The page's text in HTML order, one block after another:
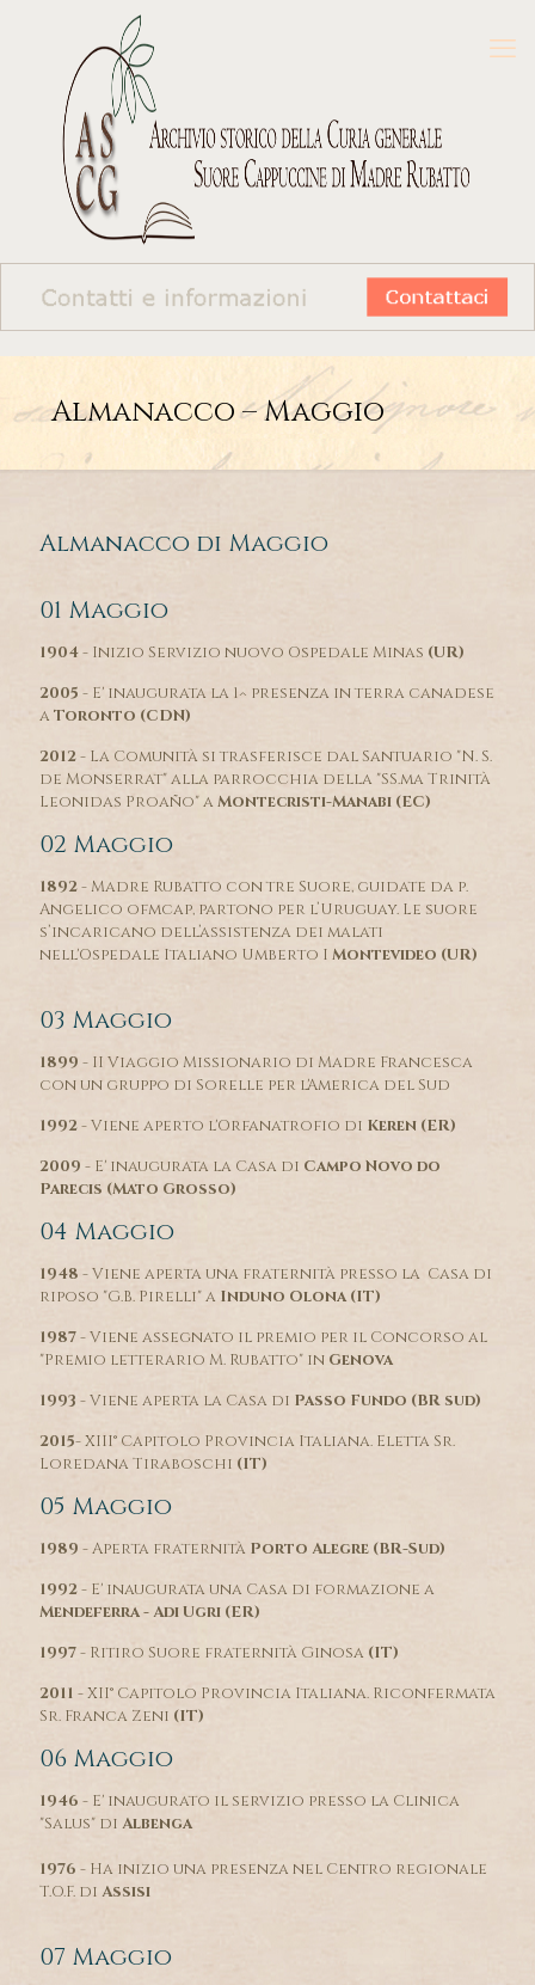
Almanacco – Maggio
Almanacco di Maggio
01 Maggio
1904- Inizio Servizio nuovo Ospedale Minas (UR)
2005 - E' inaugurata la 1^ presenza in terra canadese
a Toronto (CDN)
2012- La Comunità si trasferisce dal Santuario "N. S.
de Monserrat" alla parrocchia della "SS.ma Trinità
Leonidas Proaño" a Montecristi-Manabi (EC)
02 Maggio
1892- Madre Rubatto con tre Suore, guidate da p.
Angelico ofmcap, partono per l’Uruguay. Le suore
s’incaricano dell’assistenza dei malati
nell'Ospedale Italiano Umberto I Montevideo (UR)
03 Maggio
1899 - II Viaggio Missionario di Madre Francesca
con un gruppo di Sorelle per l'America del Sud
1992- Viene aperto l'Orfanatrofio di Keren (ER)
2009 - E' inaugurata la Casa di Campo Novo do
Parecis (Mato Grosso)
04 Maggio
1948 - Viene aperta una fraternità presso la Casa di
riposo "G.B. Pirelli" a Induno Olona (IT)
1987- Viene assegnato il premio per il Concorso al
"Premio letterario M. Rubatto" in Genova
1993 - Viene aperta la Casa di Passo Fundo (BR sud)
2015- XIII° Capitolo Provincia Italiana. Eletta Sr.
Loredana Tiraboschi (IT)
05 Maggio
1989 - Aperta fraternità Porto Alegre (BR-Sud)
1992- E' inaugurata una Casa di formazione a
Mendeferra - Adi Ugri (ER)
1997- Ritiro Suore fraternità Ginosa (IT)
2011 - XII° Capitolo Provincia Italiana. Riconfermata
Sr. Franca Zeni (IT)
06 Maggio
1946 - E' inaugurato il servizio presso la Clinica
"Salus" di Albenga
1976 - Ha inizio una presenza nel Centro regionale
T.O.F. di Assisi
07 Maggio